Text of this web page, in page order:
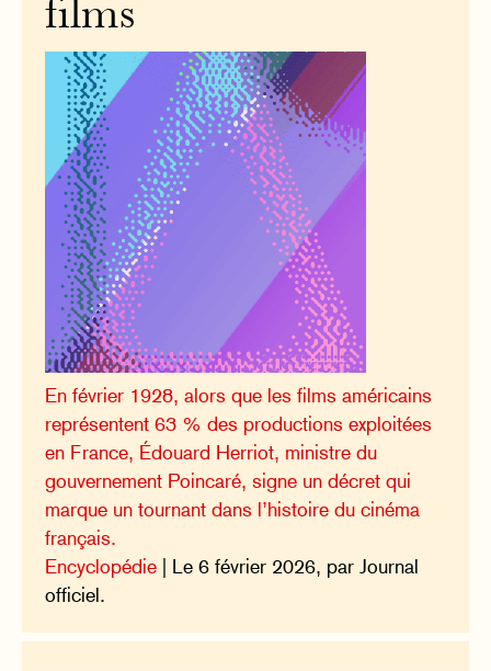
films
En février 1928, alors que les films américains
représentent 63 % des productions exploitées
en France, Édouard Herriot, ministre du
gouvernement Poincaré, signe un décret qui
marque un tournant dans l’histoire du cinéma
français.
Encyclopédie | Le 6 février 2026, par Journal
officiel.